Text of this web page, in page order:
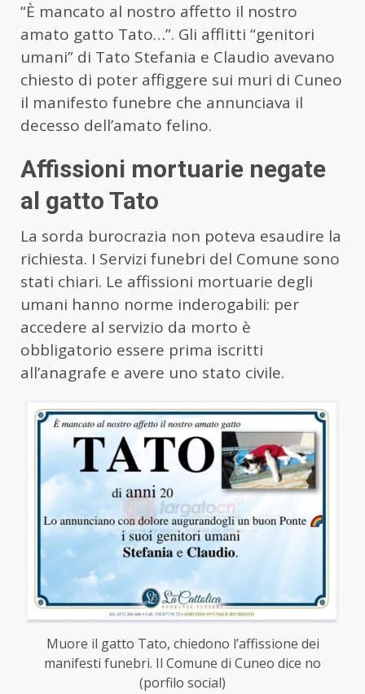
“È mancato al nostro affetto il nostro
amato gatto Tato…”. Gli afflitti “genitori
umani” di Tato Stefania e Claudio avevano
chiesto di poter affiggere sui muri di Cuneo
il manifesto funebre che annunciava il
decesso dell’amato felino.
Affissioni mortuarie negate
al gatto Tato
La sorda burocrazia non poteva esaudire la
richiesta. I Servizi funebri del Comune sono
stati chiari. Le affissioni mortuarie degli
umani hanno norme inderogabili: per
accedere al servizio da morto è
obbligatorio essere prima iscritti
all’anagrafe e avere uno stato civile.
Muore il gatto Tato, chiedono l’affissione dei
manifesti funebri. Il Comune di Cuneo dice no
(porfilo social)